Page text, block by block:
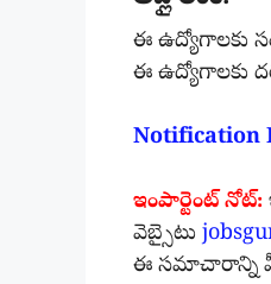
ఈ ఉద్యోగాలకు
ఈ ఉద్యోగాలకు
Notification
ఇంపార్టెంట్ నోట్:
వెబ్సైటు
ఈ సమాచారాన్ని మీ